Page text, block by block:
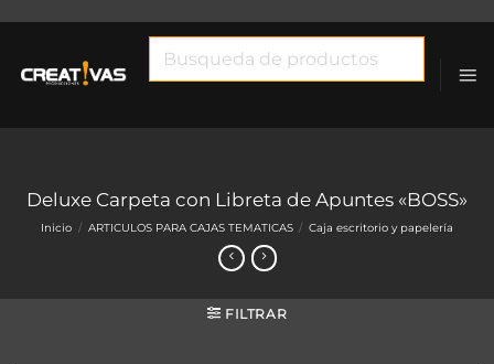
Deluxe Carpeta con Libreta de Apuntes «BOSS»
Inicio / ARTICULOS PARA CAJAS TEMATICAS / Caja escritorio y papelería
FILTRAR